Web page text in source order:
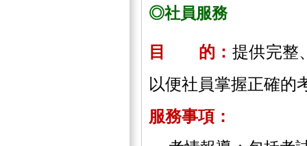
◎社員服務
目 的： 提供完整
以便社員掌握正確的
服務事項：